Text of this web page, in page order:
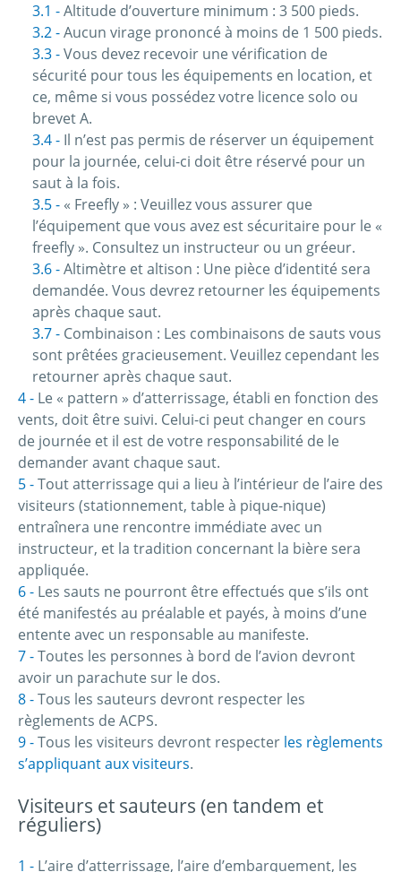
Altitude d’ouverture minimum : 3 500 pieds.
Aucun virage prononcé à moins de 1 500 pieds.
Vous devez recevoir une vérification de
sécurité pour tous les équipements en location, et
ce, même si vous possédez votre licence solo ou
brevet A.
Il n’est pas permis de réserver un équipement
pour la journée, celui-ci doit être réservé pour un
saut à la fois.
« Freefly » : Veuillez vous assurer que
l’équipement que vous avez est sécuritaire pour le «
freefly ». Consultez un instructeur ou un gréeur.
Altimètre et altison : Une pièce d’identité sera
demandée. Vous devrez retourner les équipements
après chaque saut.
Combinaison : Les combinaisons de sauts vous
sont prêtées gracieusement. Veuillez cependant les
retourner après chaque saut.
Le « pattern » d’atterrissage, établi en fonction des
vents, doit être suivi. Celui-ci peut changer en cours
de journée et il est de votre responsabilité de le
demander avant chaque saut.
Tout atterrissage qui a lieu à l’intérieur de l’aire des
visiteurs (stationnement, table à pique-nique)
entraînera une rencontre immédiate avec un
instructeur, et la tradition concernant la bière sera
appliquée.
Les sauts ne pourront être effectués que s’ils ont
été manifestés au préalable et payés, à moins d’une
entente avec un responsable au manifeste.
Toutes les personnes à bord de l’avion devront
avoir un parachute sur le dos.
Tous les sauteurs devront respecter les
règlements de ACPS.
Tous les visiteurs devront respecter les règlements
s’appliquant aux visiteurs.
Visiteurs et sauteurs (en tandem et
réguliers)
L’aire d’atterrissage, l’aire d’embarquement, les